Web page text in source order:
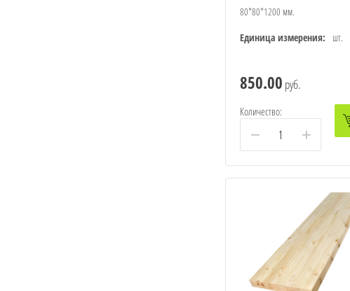
80*80*1200 мм.
Единица измерения:
шт.
850.00 руб.
Количество:
− +